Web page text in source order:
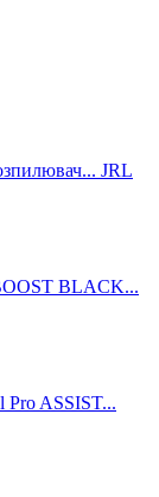
JRL
BLACK...
Pro ASSIST...